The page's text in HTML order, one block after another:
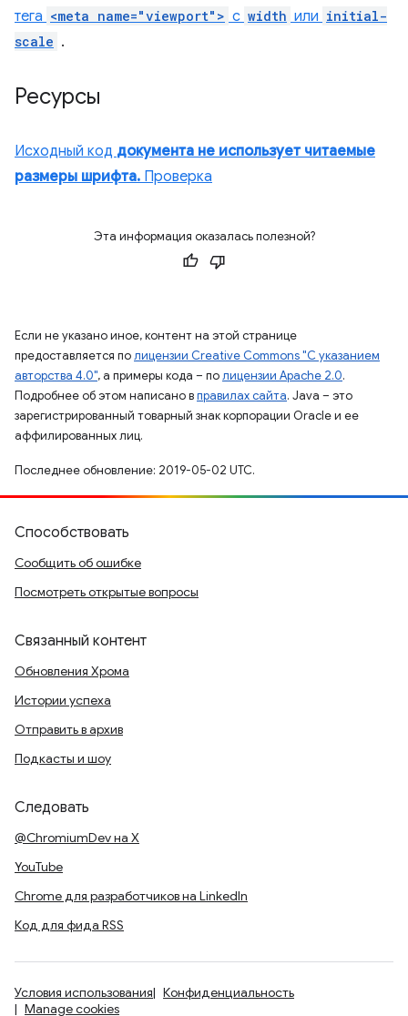
тега <meta name="viewport"> с width или initial-
scale .
Ресурсы
Исходный код документа не использует читаемые
размеры шрифта. Проверка
Эта информация оказалась полезной?
Если не указано иное, контент на этой странице
предоставляется полицензии Creative Commons "С указанием
авторства 4.0", а примеры кода – полицензии Apache 2.0.
Подробнее об этом написано вправилах сайта. Java – это
зарегистрированный товарный знак корпорации Oracle и ее
аффилированных лиц.
Последнее обновление: 2019-05-02 UTC.
Способствовать
Сообщить об ошибке
Посмотреть открытые вопросы
Связанный контент
Обновления Хрома
Истории успеха
Отправить в архив
Подкасты и шоу
Следовать
@ChromiumDev на X
YouTube
Chrome для разработчиков на LinkedIn
Код для фида RSS
Условия использования
Конфиденциальность
Manage cookies